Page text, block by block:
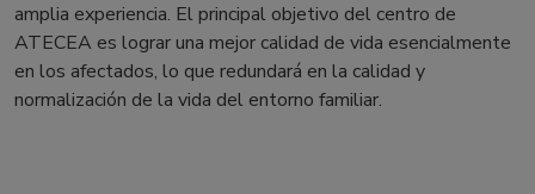
amplia experiencia. El principal objetivo del centro de
ATECEA es lograr una mejor calidad de vida esencialmente
en los afectados, lo que redundará en la calidad y
normalización de la vida del entorno familiar.